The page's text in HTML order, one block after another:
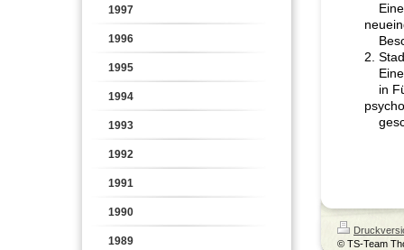
1997
1996
1995
1994
1993
1992
1991
1990
1989
Eine
2.
Eine
in
© TS-Team